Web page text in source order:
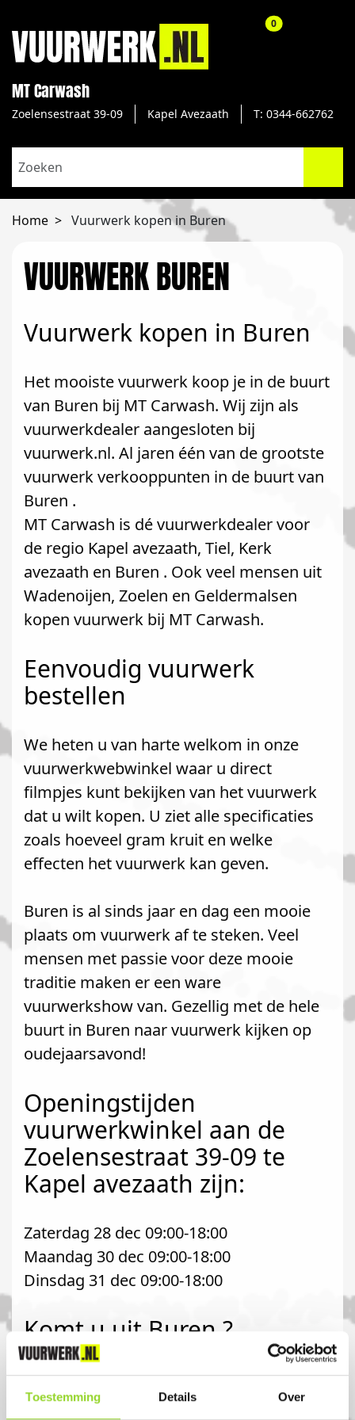
Toestemming Details Over
MT Carwash
Zoelensestraat 39-09 Kapel Avezaath T: 0344-662762
0aantal
Home Vuurwerk kopen in Buren
VUURWERK BUREN
Vuurwerk kopen in Buren
Het mooiste vuurwerk koop je in de buurt
van Buren bij MT Carwash. Wij zijn als
vuurwerkdealer aangesloten bij
vuurwerk.nl. Al jaren één van de grootste
vuurwerk verkooppunten in de buurt van
Buren .
MT Carwash is dé vuurwerkdealer voor
de regio Kapel avezaath, Tiel, Kerk
avezaath en Buren . Ook veel mensen uit
Wadenoijen, Zoelen en Geldermalsen
kopen vuurwerk bij MT Carwash.
Eenvoudig vuurwerk
bestellen
We heten u van harte welkom in onze
vuurwerkwebwinkel waar u direct
filmpjes kunt bekijken van het vuurwerk
dat u wilt kopen. U ziet alle specificaties
zoals hoeveel gram kruit en welke
effecten het vuurwerk kan geven.
Buren is al sinds jaar en dag een mooie
plaats om vuurwerk af te steken. Veel
mensen met passie voor deze mooie
traditie maken er een ware
vuurwerkshow van. Gezellig met de hele
buurt in Buren naar vuurwerk kijken op
oudejaarsavond!
Openingstijden
vuurwerkwinkel aan de
Zoelensestraat 39-09 te
Kapel avezaath zijn:
Zaterdag 28 dec 09:00-18:00
Maandag 30 dec 09:00-18:00
Dinsdag 31 dec 09:00-18:00
Komt u uit Buren ?
Koop uw vuurwerk dan bij MT Carwash in
Kapel avezaath. U bent van harte welkom!